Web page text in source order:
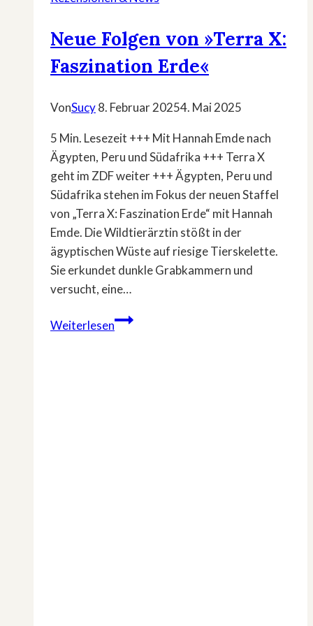
Neue Folgen von »Terra X:
Faszination Erde«
VonSucy8. Februar 20254. Mai 2025
5 Min. Lesezeit +++ Mit Hannah Emde nach
Ägypten, Peru und Südafrika +++ Terra X
geht im ZDF weiter +++ Ägypten, Peru und
Südafrika stehen im Fokus der neuen Staffel
von „Terra X: Faszination Erde“ mit Hannah
Emde. Die Wildtierärztin stößt in der
ägyptischen Wüste auf riesige Tierskelette.
Sie erkundet dunkle Grabkammern und
versucht, eine…
WeiterlesenNeue